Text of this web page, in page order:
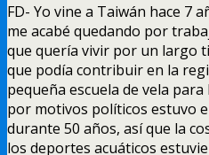
FD- Yo vine a Taiwán hace 7
me acabé quedando por
que quería vivir por un largo
que podía contribuir en la
pequeña escuela de vela
por motivos políticos estuvo
durante 50 años, así que la
los deportes acuáticos